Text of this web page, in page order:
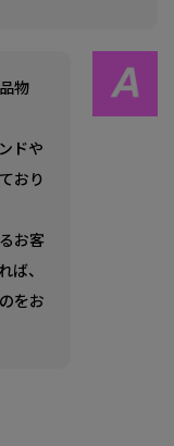
物
ドや
おり
お客
ば、
をお